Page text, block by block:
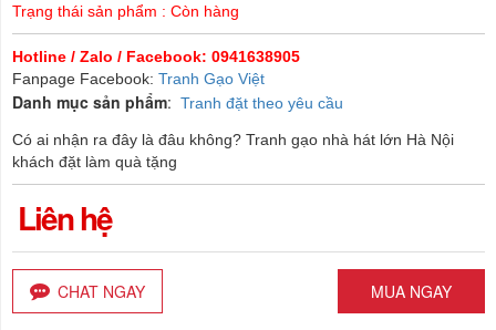
Trạng thái sản phẩm : Còn hàng
Hotline / Zalo / Facebook: 0941638905
Fanpage Facebook: Tranh Gạo Việt
Danh mục sản phẩm: Tranh đặt theo yêu cầu
Có ai nhận ra đây là đâu không? Tranh gạo nhà hát lớn Hà Nội
khách đặt làm quà tặng
Liên hệ
CHAT NGAY MUA NGAY